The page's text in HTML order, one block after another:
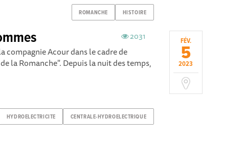
ROMANCHE HISTOIRE
FÉV.
5
2023
2031
compagnie Acour dans le cadre de
la Romanche". Depuis la nuit des temps,
HYDROELECTRICITE CENTRALE-HYDROELECTRIQUE